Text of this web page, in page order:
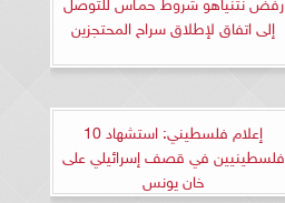
إلى اتفاق لإطلاق سراح المحتجزين
إعلام فلسطيني: استشهاد 10
فلسطينيين في قصف إسرائيلي على
خان يونس